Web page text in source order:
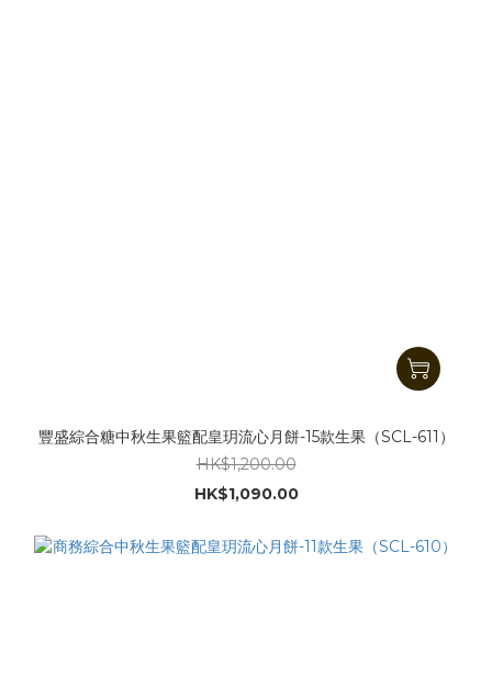
豐盛綜合糖中秋生果籃配皇玥流心月餅-15款生果（SCL-611）
HK$1,200.00
HK$1,090.00